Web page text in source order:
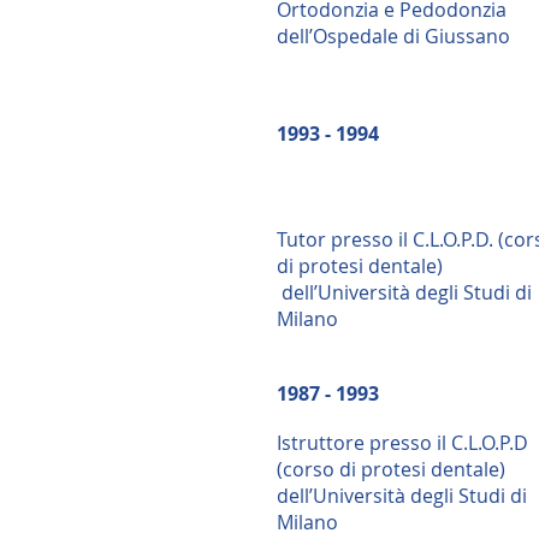
Ortodonzia e Pedodonzia
dell’Ospedale di Giussano
1993 - 1994
Tutor presso il C.L.O.P.D.
di protesi dentale)
dell’Università degli Studi di
Milano
1987 - 1993
Istruttore presso il C.L.O.P.D
(corso di protesi dentale)
dell’Università degli Studi di
Milano